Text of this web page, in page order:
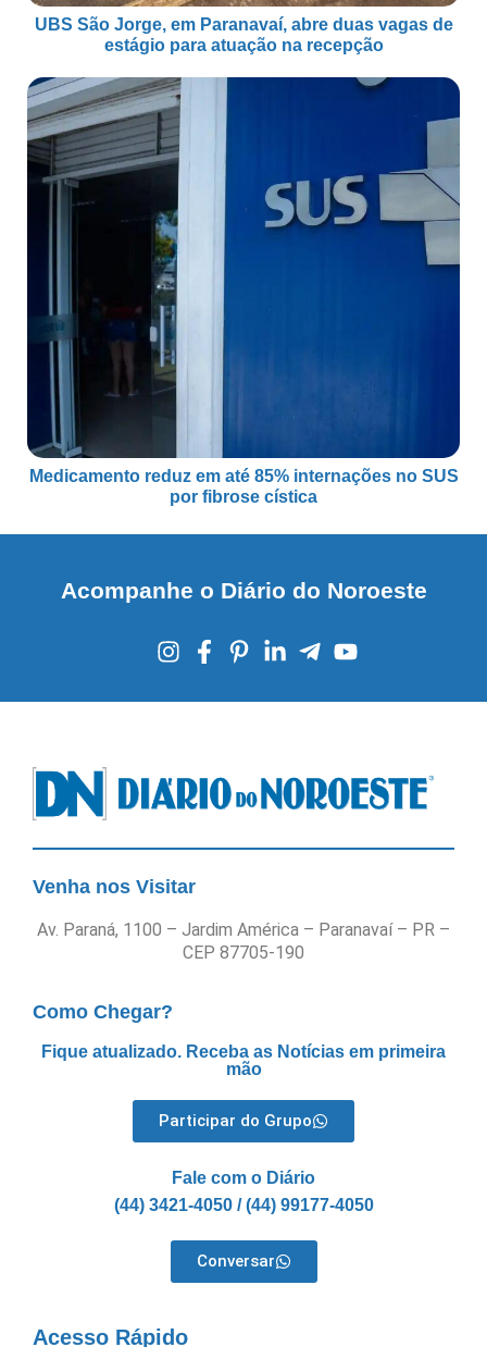
UBS São Jorge, em Paranavaí, abre duas vagas de
estágio para atuação na recepção
Medicamento reduz em até 85% internações no SUS
por fibrose cística
Acompanhe o Diário do Noroeste
Venha nos Visitar
Av. Paraná, 1100 – Jardim América – Paranavaí – PR –
CEP 87705-190
Como Chegar?
Fique atualizado. Receba as Notícias em primeira
mão
Participar do Grupo
Fale com o Diário
(44) 3421-4050 / (44) 99177-4050
Conversar
Acesso Rápido